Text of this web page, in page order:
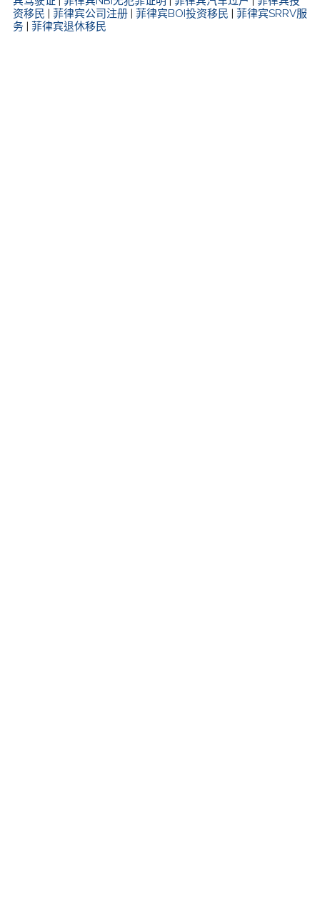
资移民 | 菲律宾公司注册 | 菲律宾BOI投资移民 | 菲律宾SRRV服
务 | 菲律宾退休移民